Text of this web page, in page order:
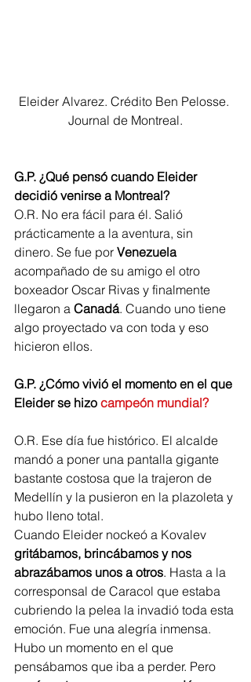
Eleider Alvarez. Crédito Ben Pelosse.
Journal de Montreal.
G.P. ¿Qué pensó cuando Eleider
decidió venirse a Montreal?
O.R. No era fácil para él. Salió
prácticamente a la aventura, sin
dinero. Se fue por Venezuela
acompañado de su amigo el otro
boxeador Oscar Rivas y finalmente
llegaron a Canadá. Cuando uno tiene
algo proyectado va con toda y eso
hicieron ellos.
G.P. ¿Cómo vivió el momento en el que
Eleider se hizo campeón mundial?
O.R. Ese día fue histórico. El alcalde
mandó a poner una pantalla gigante
bastante costosa que la trajeron de
Medellín y la pusieron en la plazoleta y
hubo lleno total.
Cuando Eleider nockeó a Kovalev
gritábamos, brincábamos y nos
abrazábamos unos a otros. Hasta a la
corresponsal de Caracol que estaba
cubriendo la pelea la invadió toda esta
emoción. Fue una alegría inmensa.
Hubo un momento en el que
pensábamos que iba a perder. Pero